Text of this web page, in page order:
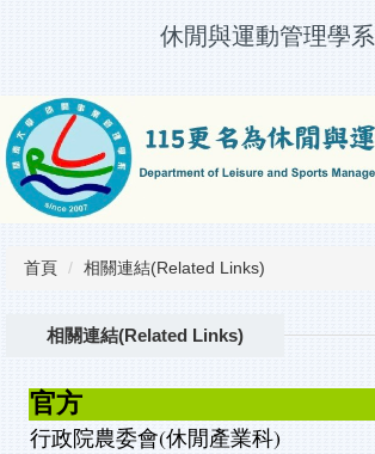
內
容
區
休閒與運動管理學系
首頁 相關連結(Related Links)
相關連結(Related Links)
官方
行政院農委會(休閒產業科)